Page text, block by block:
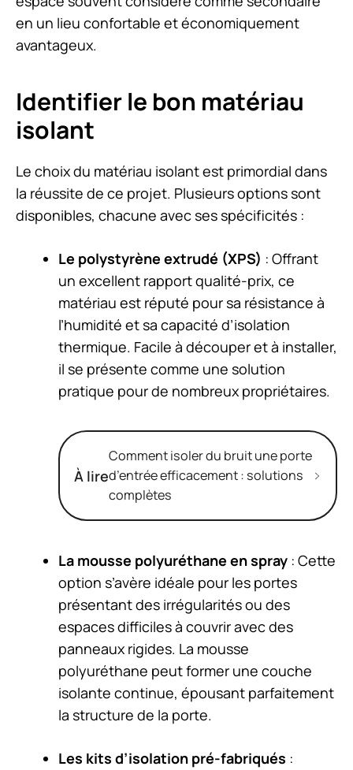
en un lieu confortable et économiquement
avantageux.
Identifier le bon matériau
isolant
Le choix du matériau isolant est primordial dans
la réussite de ce projet. Plusieurs options sont
disponibles, chacune avec ses spécificités :
Le polystyrène extrudé (XPS) : Offrant
un excellent rapport qualité-prix, ce
matériau est réputé pour sa résistance à
l’humidité et sa capacité d’isolation
thermique. Facile à découper et à installer,
il se présente comme une solution
pratique pour de nombreux propriétaires.
À lire
Comment isoler du bruit une porte
d’entrée efficacement : solutions
complètes
La mousse polyuréthane en spray : Cette
option s’avère idéale pour les portes
présentant des irrégularités ou des
espaces difficiles à couvrir avec des
panneaux rigides. La mousse
polyuréthane peut former une couche
isolante continue, épousant parfaitement
la structure de la porte.
Les kits d’isolation pré-fabriqués :